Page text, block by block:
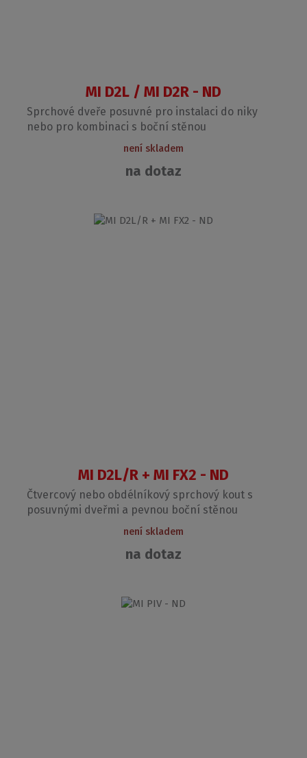
MI D2L / MI D2R - ND
Sprchové dveře posuvné pro instalaci do niky
nebo pro kombinaci s boční stěnou
není skladem
na dotaz
MI D2L/R + MI FX2 - ND
Čtvercový nebo obdélníkový sprchový kout s
posuvnými dveřmi a pevnou boční stěnou
není skladem
na dotaz